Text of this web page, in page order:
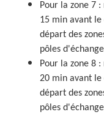
Pour la zone 7
15 min avant
départ des
pôles
Pour la zone 8
20 min avant
départ des
pôles